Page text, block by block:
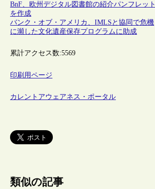
BnF、欧州デジタル図書館の紹介パンフレット
を作成
バンク・オブ・アメリカ、IMLSと協同で危機
に瀕した文化遺産保存プログラムに助成
累計アクセス数:5569
印刷用ページ
カレントアウェアネス・ポータル
類似の記事